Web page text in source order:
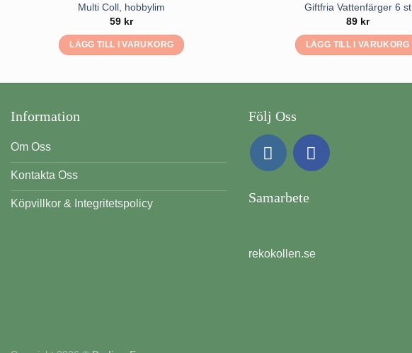
Multi Coll, hobbylim
59 kr
LÄGG TILL I VARUKORG
Giftfria Vattenfärger 6 st
89 kr
LÄGG TILL I VARUKORG
Information
Om Oss
Kontakta Oss
Köpvillkor & Integritetspolicy
Följ Oss
Samarbete
rekokollen.se